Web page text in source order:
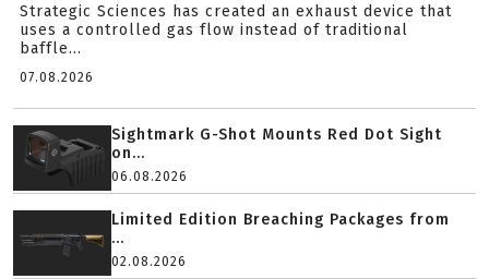
Strategic Sciences has created an exhaust device that
uses a controlled gas flow instead of traditional
baffle...
07.08.2026
Sightmark G-Shot Mounts Red Dot Sight
on...
06.08.2026
Limited Edition Breaching Packages from
...
02.08.2026